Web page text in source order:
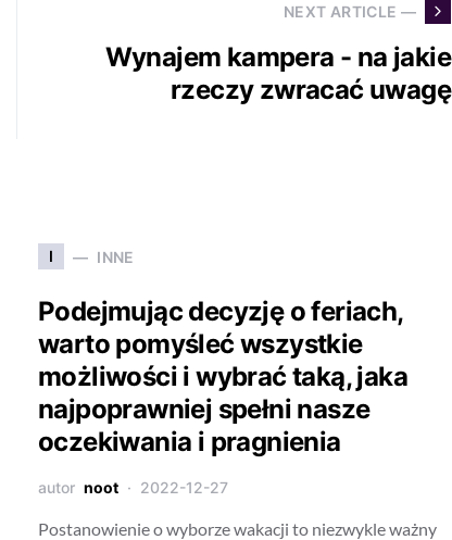
NEXT ARTICLE —
Wynajem kampera - na jakie
rzeczy zwracać uwagę
I INNE
Podejmując decyzję o feriach,
warto pomyśleć wszystkie
możliwości i wybrać taką, jaka
najpoprawniej spełni nasze
oczekiwania i pragnienia
autor noot 2022-12-27
Postanowienie o wyborze wakacji to niezwykle ważny